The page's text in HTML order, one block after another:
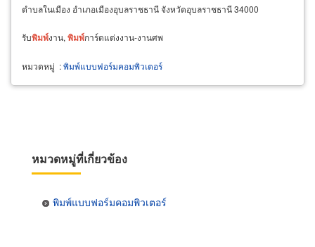
ตำบลในเมือง อำเภอเมืองอุบลราชธานี จังหวัดอุบลราชธานี 34000
รับพิมพ์งาน, พิมพ์การ์ดแต่งงาน-งานศพ
หมวดหมู่ :พิมพ์แบบฟอร์มคอมพิวเตอร์
หมวดหมู่ที่เกี่ยวข้อง
พิมพ์แบบฟอร์มคอมพิวเตอร์